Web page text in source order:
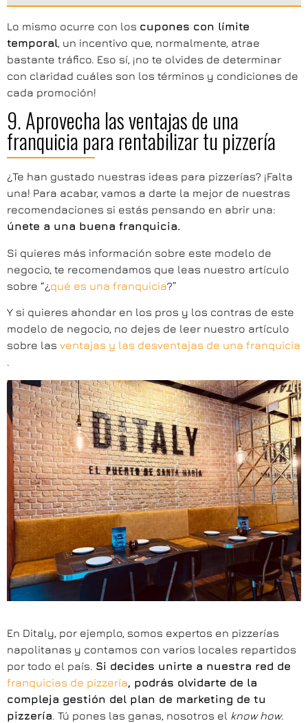
Lo mismo ocurre con los cupones con límite
temporal, un incentivo que, normalmente, atrae
bastante tráfico. Eso sí, ¡no te olvides de determinar
con claridad cuáles son los términos y condiciones de
cada promoción!
9. Aprovecha las ventajas de una
franquicia para rentabilizar tu pizzería
¿Te han gustado nuestras ideas para pizzerías? ¡Falta
una! Para acabar, vamos a darte la mejor de nuestras
recomendaciones si estás pensando en abrir una:
únete a una buena franquicia.
Si quieres más información sobre este modelo de
negocio, te recomendamos que leas nuestro artículo
sobre “¿ qué es una franquicia?”
Y si quieres ahondar en los pros y los contras de este
modelo de negocio, no dejes de leer nuestro artículo
sobre las ventajas y las desventajas de una franquicia
.
En Ditaly, por ejemplo, somos expertos en pizzerías
napolitanas y contamos con varios locales repartidos
por todo el país. Si decides unirte a nuestra red de
franquicias de pizzería, podrás olvidarte de la
compleja gestión del plan de marketing de tu
pizzería. Tú pones las ganas, nosotros el know how.